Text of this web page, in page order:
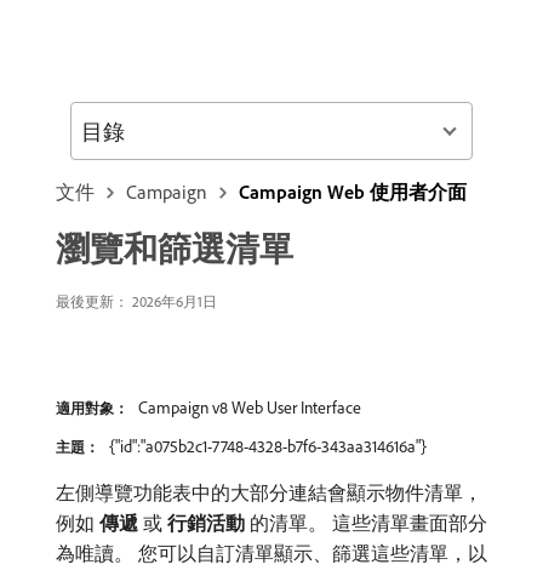
文件 Campaign Campaign Web 使用者介面
瀏覽和篩選清單
最後更新： 2026年6月1日
適用對象： Campaign v8 Web User Interface
主題： {"id":"a075b2c1-7748-4328-b7f6-343aa314616a"}
左側導覽功能表中的大部分連結會顯示物件清單，
例如​ 傳遞 ​或​ 行銷活動 ​的清單。 這些清單畫面部分
為唯讀。 您可以自訂清單顯示、篩選這些清單，以
目錄